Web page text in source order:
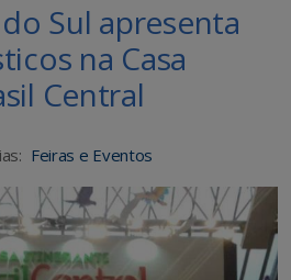
Sul apresenta
na Casa
Central
Feiras e Eventos